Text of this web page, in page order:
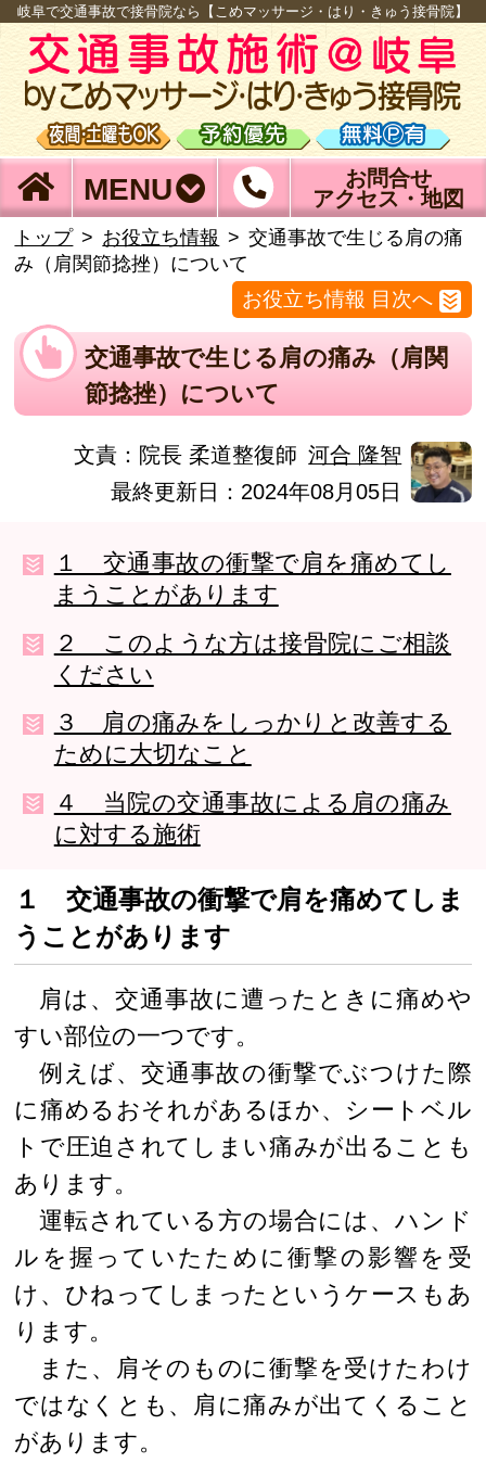
岐阜で交通事故で接骨院なら【こめマッサージ・はり・きゅう接骨院】
MENU
お問合せ
アクセス・地図
トップ お役立ち情報
交通事故で生じる肩の痛
み（肩関節捻挫）について
お役立ち情報 目次へ
交通事故で生じる肩の痛み（肩関
節捻挫）について
文責： 院長 柔道整復師 河合 隆智
最終更新日：2024年08月05日
１ 交通事故の衝撃で肩を痛めてし
まうことがあります
２ このような方は接骨院にご相談
ください
３ 肩の痛みをしっかりと改善する
ために大切なこと
４ 当院の交通事故による肩の痛み
に対する施術
１ 交通事故の衝撃で肩を痛めてしま
うことがあります
肩は、交通事故に遭ったときに痛めや
すい部位の一つです。
例えば、交通事故の衝撃でぶつけた際
に痛めるおそれがあるほか、シートベル
トで圧迫されてしまい痛みが出ることも
あります。
運転されている方の場合には、ハンド
ルを握っていたために衝撃の影響を受
け、ひねってしまったというケースもあ
ります。
また、肩そのものに衝撃を受けたわけ
ではなくとも、肩に痛みが出てくること
があります。